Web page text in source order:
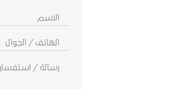
الاسم
الهاتف
/